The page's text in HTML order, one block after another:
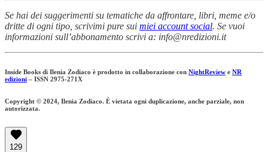
Se hai dei suggerimenti su tematiche da affrontare, libri, meme e/o
dritte di ogni tipo, scrivimi pure sui miei account social. Se vuoi
informazioni sull’abbonamento scrivi a: info@nredizioni.it
Inside Books di Ilenia Zodiaco è prodotto in collaborazione con NightReview e NR
edizioni – ISSN 2975-271X
Copyright © 2024, Ilenia Zodiaco. È vietata ogni duplicazione, anche parziale, non
autorizzata.
129